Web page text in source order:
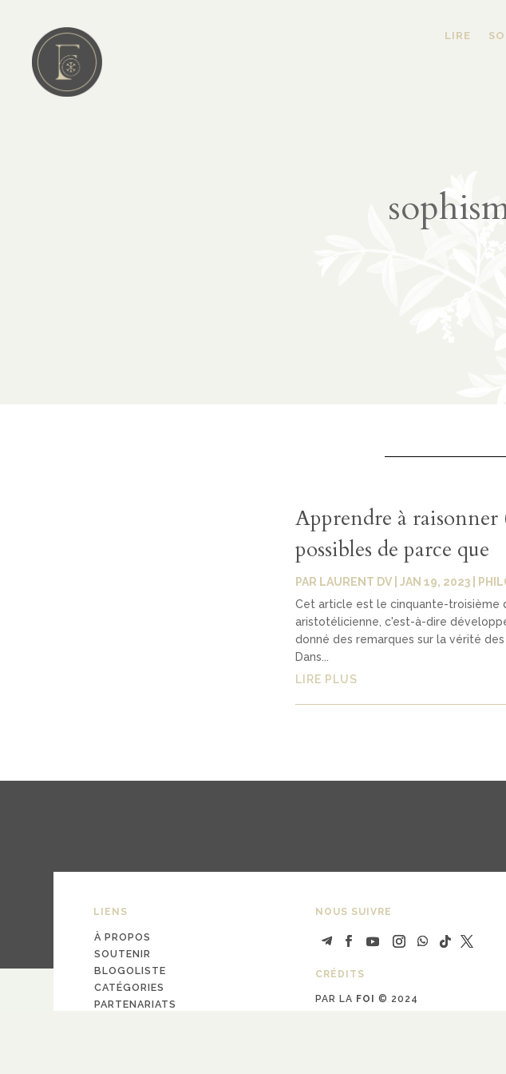
LIRE
Apprendre à raisonner
possibles de parce que
PAR LAURENT DV| JAN 19, 2023|
Cet article est le cinquante-troisième
aristotélicienne, c'est-à-dire
donné des remarques sur la vérité
Dans...
LIRE PLUS
LIENS
À PROPOS
SOUTENIR
BLOGOLISTE
CATÉGORIES
PARTENARIATS
NOUS SUIVRE
CRÉDITS
PAR LA FOI © 2024